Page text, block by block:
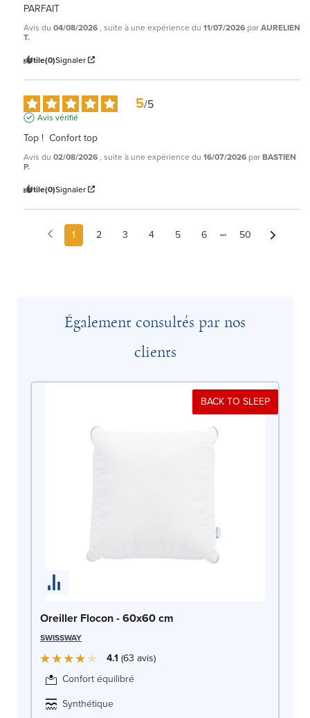
PARFAIT
Avis du 04/08/2026, suite à une expérience du 11/07/2026 parAURELIEN
T.
Utile(0)Signaler
5/5
Avis vérifié
Top !  Confort top
Avis du 02/08/2026, suite à une expérience du 16/07/2026 parBASTIEN
P.
Utile(0)Signaler
1 2 3 4 5 6 50
Également consultés par nos
clients
BACK TO SLEEP
Oreiller Flocon - 60x60 cm
SWISSWAY
4.1 63 avis
Confort équilibré
Synthétique